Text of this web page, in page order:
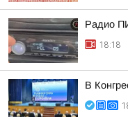
Радио
18:18
В